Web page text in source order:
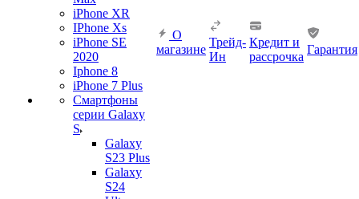
iPhone XR
IPhone Xs
iPhone SE
2020
Iphone 8
iPhone 7 Plus
Смартфоны
серии Galaxy
S
Galaxy
S23 Plus
Galaxy
S24
О
магазине
Трейд-
Ин
Кредит и
рассрочка
Гарантия